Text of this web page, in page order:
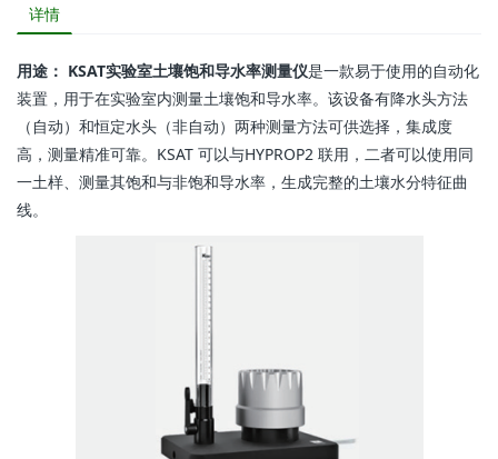
详情
用途： KSAT实验室土壤饱和导水率测量仪是一款易于使用的自动化
装置，用于在实验室内测量土壤饱和导水率。该设备有降水头方法
（自动）和恒定水头（非自动）两种测量方法可供选择，集成度
高，测量精准可靠。KSAT 可以与HYPROP2 联用，二者可以使用同
一土样、测量其饱和与非饱和导水率，生成完整的土壤水分特征曲
线。